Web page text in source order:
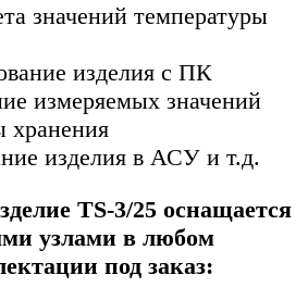
значений температуры
изделия с ПК
измеряемых значений
хранения
изделия в АСУ и т.д.
TS-3/25 оснащается
узлами в любом
под заказ: